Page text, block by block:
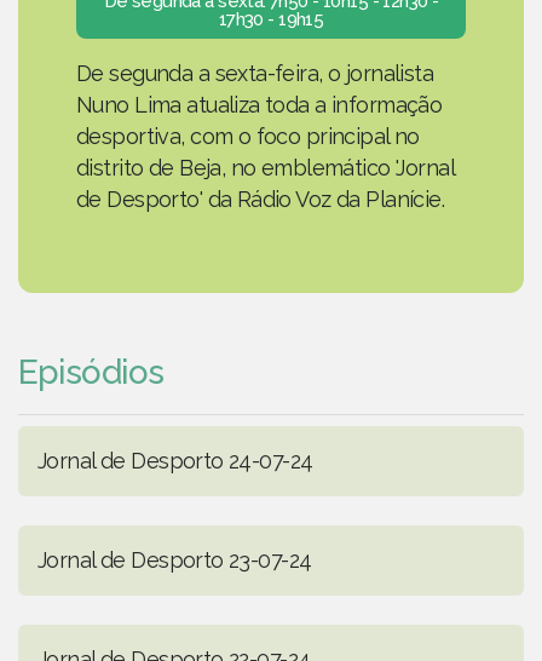
17h30 - 19h15
De segunda a sexta-feira, o jornalista
Nuno Lima atualiza toda a informação
desportiva, com o foco principal no
distrito de Beja, no emblemático 'Jornal
de Desporto' da Rádio Voz da Planície.
Episódios
Jornal de Desporto 24-07-24
Jornal de Desporto 23-07-24